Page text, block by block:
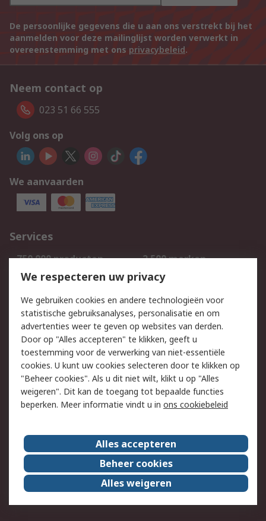
De persoonlijke gegevens die u aan ons verstrekt bij het
aanmelden voor deze mailinglijst worden verwerkt in
overeenstemming met ons privacybeleid.
Neem contact op
023 51 66 555
Volg ons op
We aanvaarden
Services
750.000 producten
2.500 merken
Bestellen
Inkoopoplossingen
Track & Trace
Wettelijk
Cookiebeleid
Email veiligheid
Privacybeleid
Websitevoorwaarden
Algemene
verkoopvoorwaarden
Over RS
RS Group
Over ons
RS wereldwijd
Werken bij RS
ESG
We respecteren uw privacy
We gebruiken cookies en andere technologieën voor
statistische gebruiksanalyses, personalisatie en om
advertenties weer te geven op websites van derden.
Door op "Alles accepteren" te klikken, geeft u
toestemming voor de verwerking van niet-essentiële
cookies. U kunt uw cookies selecteren door te klikken op
"Beheer cookies". Als u dit niet wilt, klikt u op "Alles
weigeren". Dit kan de toegang tot bepaalde functies
beperken. Meer informatie vindt u in ons cookiebeleid
Alles accepteren
Beheer cookies
Alles weigeren